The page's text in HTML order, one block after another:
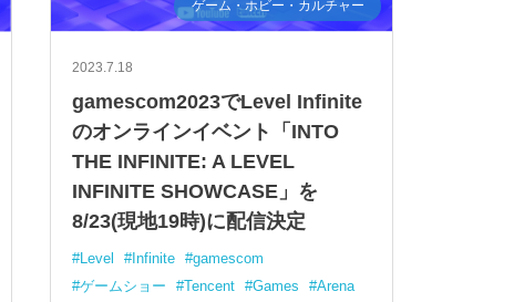
ゲーム・ホビー・カルチャー
2023.7.18
gamescom2023でLevel Infinite
のオンラインイベント「INTO
THE INFINITE: A LEVEL
INFINITE SHOWCASE」を
8/23(現地19時)に配信決定
Level Infinite
gamescom
ゲームショー
Tencent Games
Arena